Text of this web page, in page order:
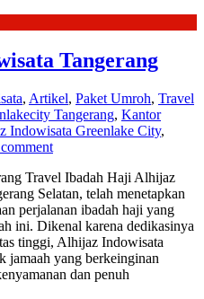
Tangerang
, Artikel, Paket Umroh, Travel
Tangerang, Kantor
Indowisata Greenlake City,
Travel Ibadah Haji Alhijaz
Selatan, telah menetapkan
perjalanan ibadah haji yang
ini. Dikenal karena dedikasinya
tinggi, Alhijaz Indowisata
jamaah yang berkeinginan
dan penuh